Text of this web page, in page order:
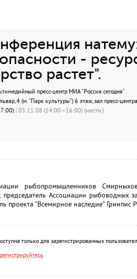
-
растет".
пресс-центр МИА "Россия сегодня"
4 (м. "Парк культуры") 6 этаж, зал пресс-
| 05.11.08 (14:00—16:00) (местн.)
рыбопромышленников
Ассоциации рыбоводных
проекта "Всемирное наследие" Гринпис
только для зарегистрированных